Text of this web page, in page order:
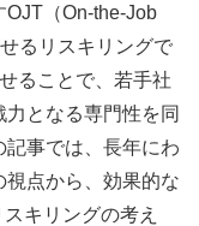
（On-the-Job
るリスキリングで
ることで、若手社
となる専門性を同
事では、長年にわ
点から、効果的な
キリングの考え